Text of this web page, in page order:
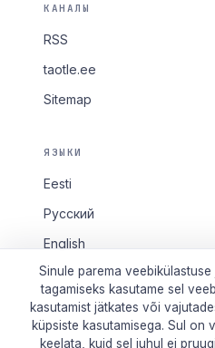
КАНАЛЫ
RSS
taotle.ee
Sitemap
ЯЗЫКИ
Eesti
Русский
English
© 2026 Tallinn2011. Все
Sinule parema
tagamiseks kasutame sel
kasutamist jätkates või
küpsiste kasutamisega. Sul on
keelata, kuid sel juhul ei